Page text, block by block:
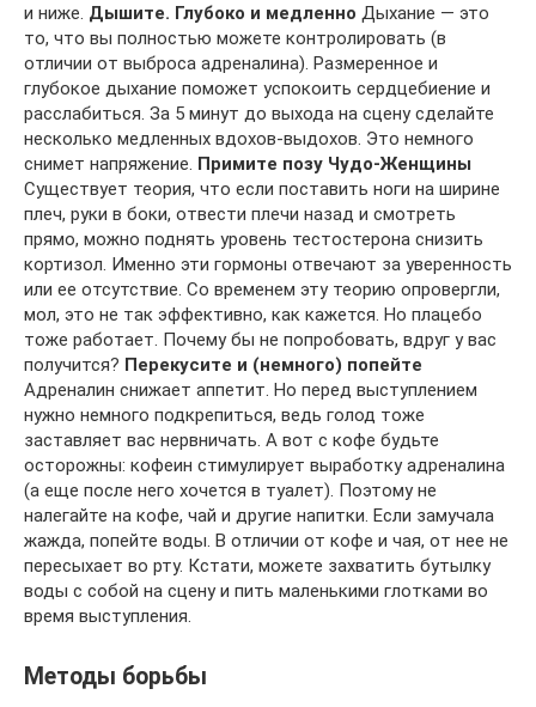
и ниже. Дышите. Глубоко и медленно Дыхание — это
то, что вы полностью можете контролировать (в
отличии от выброса адреналина). Размеренное и
глубокое дыхание поможет успокоить сердцебиение и
расслабиться. За 5 минут до выхода на сцену сделайте
несколько медленных вдохов-выдохов. Это немного
снимет напряжение. Примите позу Чудо-Женщины
Существует теория, что если поставить ноги на ширине
плеч, руки в боки, отвести плечи назад и смотреть
прямо, можно поднять уровень тестостерона снизить
кортизол. Именно эти гормоны отвечают за уверенность
или ее отсутствие. Со временем эту теорию опровергли,
мол, это не так эффективно, как кажется. Но плацебо
тоже работает. Почему бы не попробовать, вдруг у вас
получится? Перекусите и (немного) попейте
Адреналин снижает аппетит. Но перед выступлением
нужно немного подкрепиться, ведь голод тоже
заставляет вас нервничать. А вот с кофе будьте
осторожны: кофеин стимулирует выработку адреналина
(а еще после него хочется в туалет). Поэтому не
налегайте на кофе, чай и другие напитки. Если замучала
жажда, попейте воды. В отличии от кофе и чая, от нее не
пересыхает во рту. Кстати, можете захватить бутылку
воды с собой на сцену и пить маленькими глотками во
время выступления.
Методы борьбы